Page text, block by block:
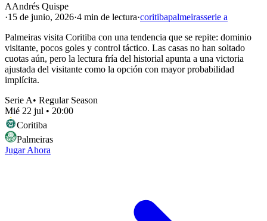
AAndrés Quispe
·15 de junio, 2026·4 min de lectura·coritibapalmeirasserie a
Palmeiras visita Coritiba con una tendencia que se repite: dominio
visitante, pocos goles y control táctico. Las casas no han soltado
cuotas aún, pero la lectura fría del historial apunta a una victoria
ajustada del visitante como la opción con mayor probabilidad
implícita.
Serie A• Regular Season
Mié 22 jul • 20:00
Coritiba
Palmeiras
Jugar Ahora